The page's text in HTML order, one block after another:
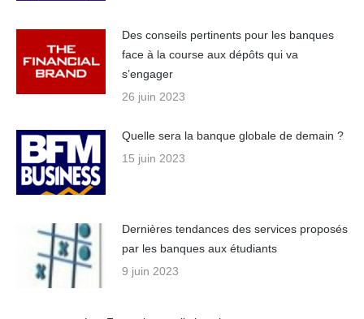
Des conseils pertinents pour les banques
face à la course aux dépôts qui va
s’engager
26 juin 2023
Quelle sera la banque globale de demain ?
15 juin 2023
Dernières tendances des services proposés
par les banques aux étudiants
9 juin 2023